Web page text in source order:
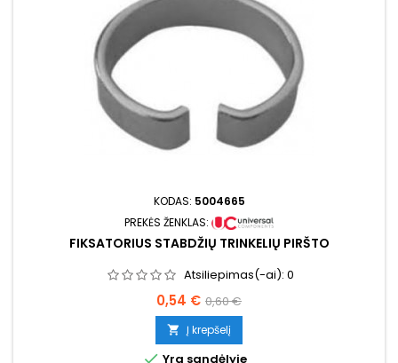
KODAS: 5004665
PREKĖS ŽENKLAS:
FIKSATORIUS STABDŽIŲ TRINKELIŲ PIRŠTO
Atsiliepimas(-ai): 0
Kaina
0,54 € Bazinė
kaina
0,60 €
 Į krepšelį
 Yra sandėlyje